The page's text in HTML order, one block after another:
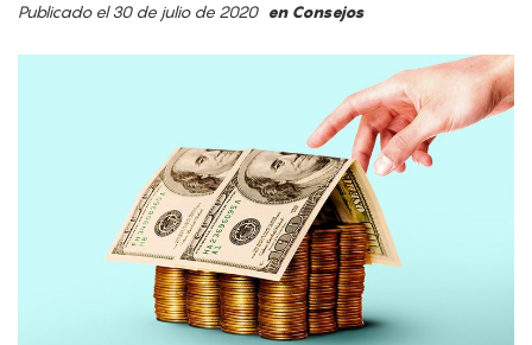
Publicado el 30 de julio de 2020 en Consejos